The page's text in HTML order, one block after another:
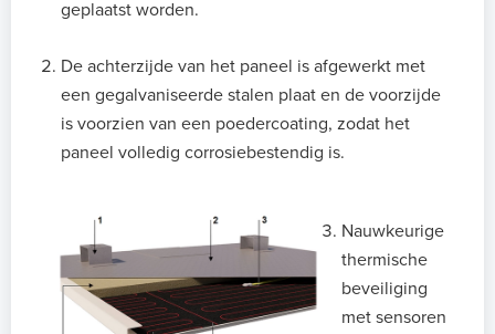
geplaatst worden.
De achterzijde van het paneel is afgewerkt met
een gegalvaniseerde stalen plaat en de voorzijde
is voorzien van een poedercoating, zodat het
paneel volledig corrosiebestendig is.
Nauwkeurige
thermische
beveiliging
met sensoren